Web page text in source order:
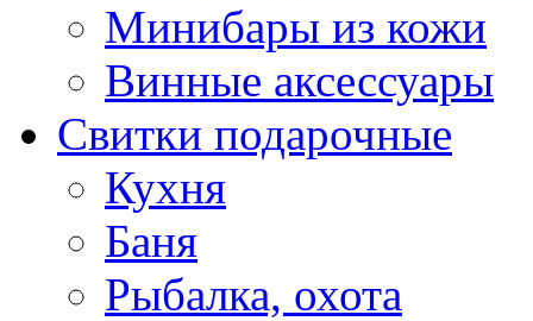
Минибары из кожи
Винные аксессуары
Свитки подарочные
Кухня
Баня
Рыбалка, охота